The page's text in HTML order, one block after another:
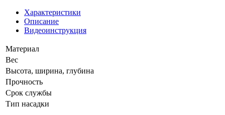
Характеристики
Описание
Видеоинструкция
Материал
Вес
Высота, ширина, глубина
Прочность
Срок службы
Тип насадки